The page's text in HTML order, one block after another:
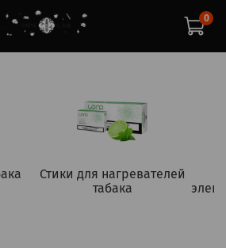
0
Стики для нагревателей
табака